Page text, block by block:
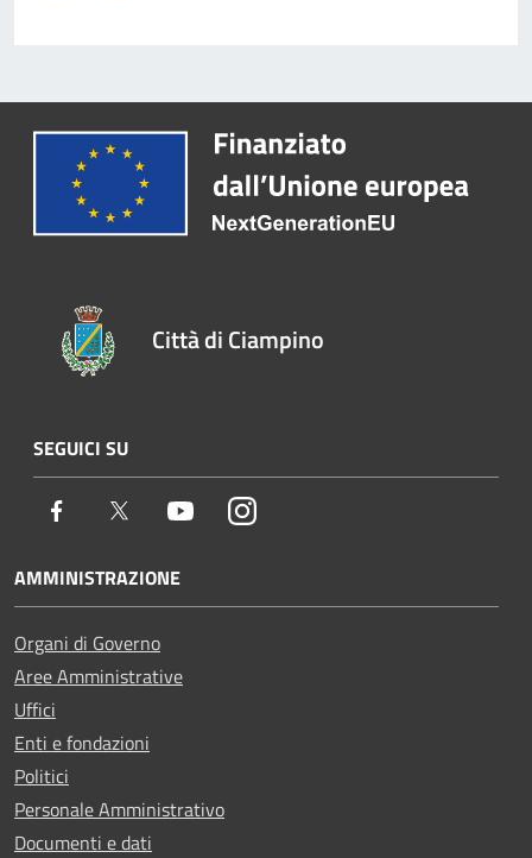
Città di Ciampino
SEGUICI SU
Facebook Twitter YoutubeInstagram
AMMINISTRAZIONE
Organi di Governo
Aree Amministrative
Uffici
Enti e fondazioni
Politici
Personale Amministrativo
Documenti e dati